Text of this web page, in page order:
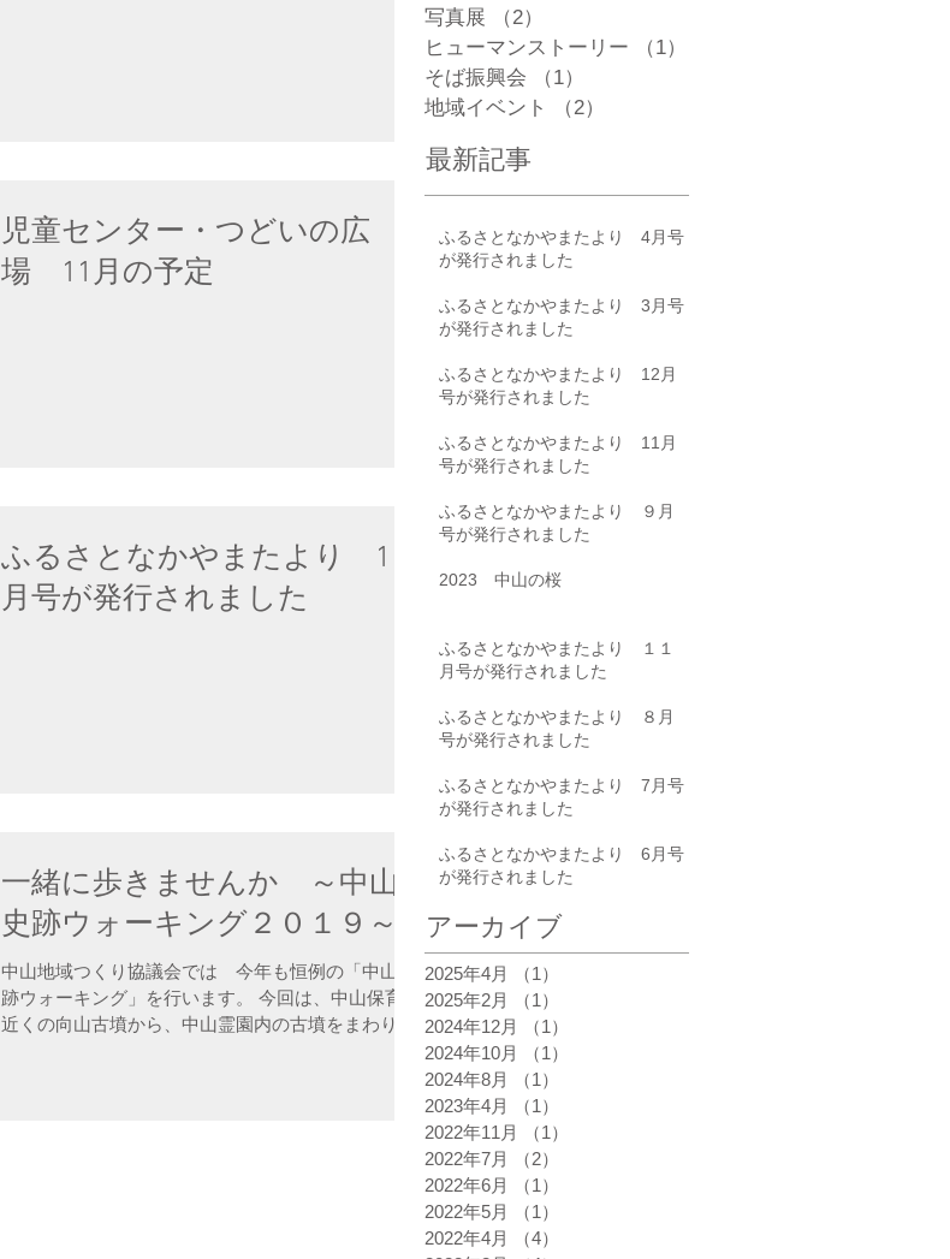
児童センター・つどいの広
場 11月の予定
ふるさとなかやまたより 11
月号が発行されました
一緒に歩きませんか ～中山
史跡ウォーキング２０１９～
中山地域つくり協議会では 今年も恒例の「中山史
跡ウォーキング」を行います。 今回は、中山保育園
近くの向山古墳から、中山霊園内の古墳をまわり、
写真展
（2）
ヒューマンストーリー
（1）
そば振興会
（1）
地域イベント
（2）
最新記事
ふるさとなかやまたより 4月号
が発行されました
ふるさとなかやまたより 3月号
が発行されました
ふるさとなかやまたより 12月
号が発行されました
ふるさとなかやまたより 11月
号が発行されました
ふるさとなかやまたより ９月
号が発行されました
2023 中山の桜
ふるさとなかやまたより １１
月号が発行されました
ふるさとなかやまたより ８月
号が発行されました
ふるさとなかやまたより 7月号
が発行されました
ふるさとなかやまたより 6月号
が発行されました
アーカイブ
2025年4月 （1）
2025年2月
（1）
2024年12月
（1）
2024年10月
（1）
2024年8月
（1）
2023年4月
（1）
2022年11月
（1）
2022年7月
（2）
2022年6月
（1）
2022年5月
（1）
2022年4月
（4）